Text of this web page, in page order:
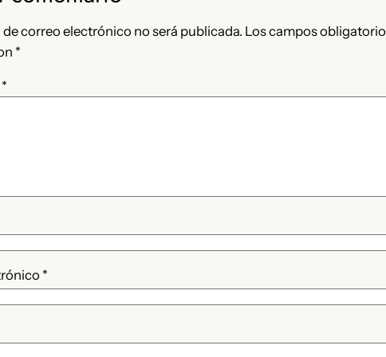
correo electrónico no será publicada. Los campos
*
*
*